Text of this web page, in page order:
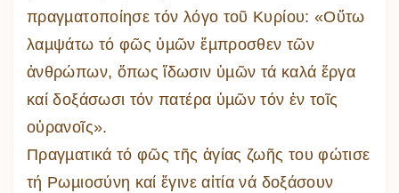
πραγµατοποίησε τόν λόγο τοῦ Κυρίου: «Οὕτω
λαµψάτω τό φῶς ὑµῶν ἔµπροσθεν τῶν
ἀνθρώπων, ὅπως ἴδωσιν ὑµῶν τά καλά ἔργα
καί δοξάσωσι τόν πατέρα ὑµῶν τόν ἐν τοῖς
οὐρανοῖς».
Πραγµατικά τό φῶς τῆς ἁγίας ζωῆς του φώτισε
τή Ρωµιοσύνη καί ἔγινε αἰτία νά δοξάσουν